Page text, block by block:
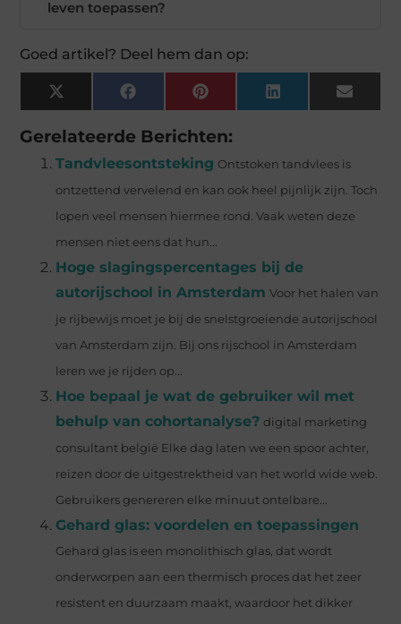
leven toepassen?
Goed artikel? Deel hem dan op:
X
(Twitter)
FacebookPinterest LinkedIn Email
Gerelateerde Berichten:
Tandvleesontsteking Ontstoken tandvlees is
ontzettend vervelend en kan ook heel pijnlijk zijn. Toch
lopen veel mensen hiermee rond. Vaak weten deze
mensen niet eens dat hun...
Hoge slagingspercentages bij de
autorijschool in Amsterdam Voor het halen van
je rijbewijs moet je bij de snelstgroeiende autorijschool
van Amsterdam zijn. Bij ons rijschool in Amsterdam
leren we je rijden op...
Hoe bepaal je wat de gebruiker wil met
behulp van cohortanalyse? digital marketing
consultant belgië Elke dag laten we een spoor achter,
reizen door de uitgestrektheid van het world wide web.
Gebruikers genereren elke minuut ontelbare...
Gehard glas: voordelen en toepassingen
Gehard glas is een monolithisch glas, dat wordt
onderworpen aan een thermisch proces dat het zeer
resistent en duurzaam maakt, waardoor het dikker